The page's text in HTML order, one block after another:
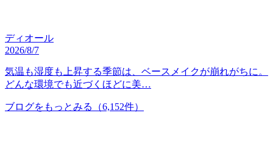
ディオール
2026/8/7
気温も湿度も上昇する季節は、ベースメイクが崩れがちに。
どんな環境でも近づくほどに美…
ブログをもっとみる （6,152件）